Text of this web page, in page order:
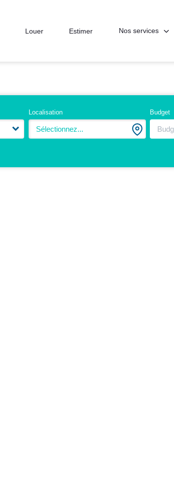
Louer Estimer Nos services
Localisation
Sélectionnez...
Budget